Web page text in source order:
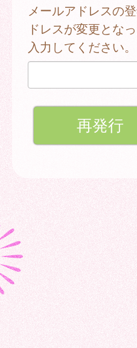
メールアドレスの
ドレスが変更とな
入力してください。